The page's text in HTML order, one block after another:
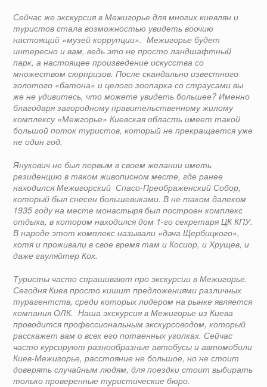
Сейчас же экскурсия в Межигорье для многих киевлян и
туристов стала возможностью увидеть воочию
настоящий «музей коррупции». Межигорье будет
интересно и вам, ведь это не просто ландшафтный
парк, а настоящее произведение искусства со
множеством сюрпризов. После скандально известного
золотого «батона» и целого зоопарка со страусами вы
же не удивитесь, что можете увидеть большее? Именно
благодаря загородному правительственному жилому
комплексу «Межгорье» Киевская область имеет такой
большой поток туристов, который не прекращается уже
не один год.
Янукович не был первым в своем желании иметь
резиденцию в таком живописном месте, где ранее
находился Межигорский Спасо-Преображенский Собор,
который был снесен большевиками. В не таком далеком
1935 году на месте монастыря был построен комплекс
отдыха, в котором находился дом 1-го секретаря ЦК КПУ.
В народе этот комплекс называли «дача Щербицкого»,
хотя и проживали в свое время там и Косиор, и Хрущев, и
даже гауляйтер Кох.
Туристы часто спрашивают про экскурсии в Межигорье.
Сегодня Киев просто кишит предложениями различных
турагентств, среди которых лидером на рынке является
компания ОЛК. Наша экскурсия в Межигорье из Киева
проводится профессиональным экскурсоводом, который
расскажет вам о всех его потаенных уголках. Сейчас
часто курсируют разнообразные автобусы и автомобили
Киев-Межигорье, расстояние не большое, но не стоит
доверять случайным людям, для поездки стоит выбирать
только проверенные туристические бюро.